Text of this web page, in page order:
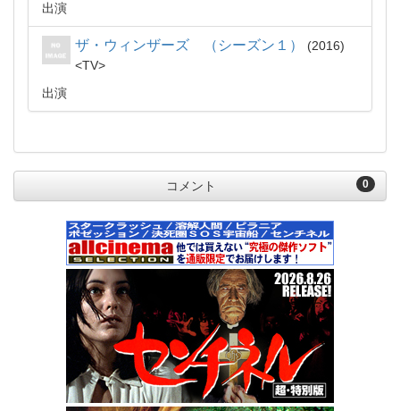
出演
ザ・ウィンザーズ （シーズン１）
2016
TV
出演
0
コメント